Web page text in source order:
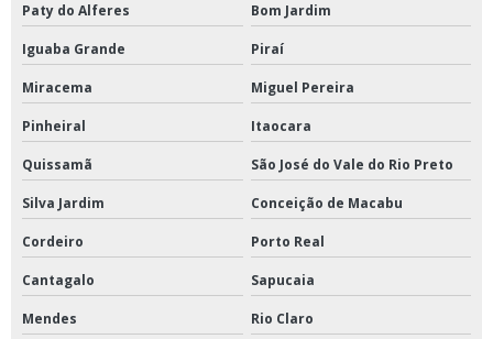
Paty do Alferes Bom Jardim
Iguaba Grande Piraí
Miracema Miguel Pereira
Pinheiral Itaocara
Quissamã São José do Vale do Rio Preto
Silva Jardim Conceição de Macabu
Cordeiro Porto Real
Cantagalo Sapucaia
Mendes Rio Claro